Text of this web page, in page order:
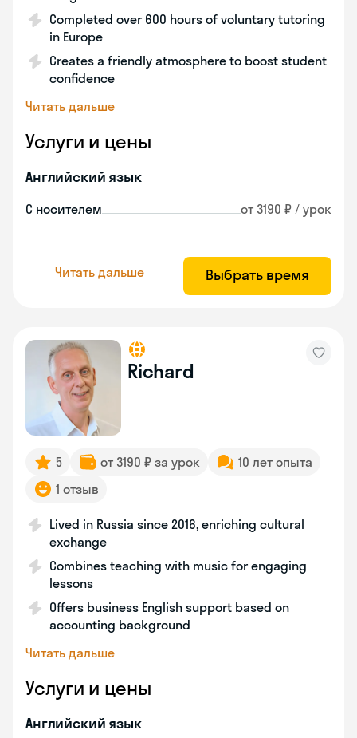
Completed over 600 hours of voluntary tutoring
in Europe
Creates a friendly atmosphere to boost student
confidence
Читать дальше
Услуги и цены
Английский язык
С носителем от 3190 ₽ / урок
Читать дальше Выбрать время
Richard
5 от 3190 ₽ за урок
10 лет опыта
1 отзыв
Lived in Russia since 2016, enriching cultural
exchange
Combines teaching with music for engaging
lessons
Offers business English support based on
accounting background
Читать дальше
Услуги и цены
Английский язык